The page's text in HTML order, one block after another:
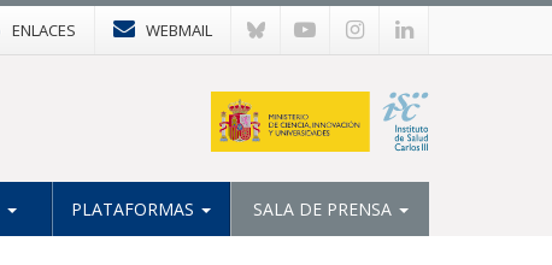
ENLACES WEBMAIL
PLATAFORMAS SALA DE PRENSA